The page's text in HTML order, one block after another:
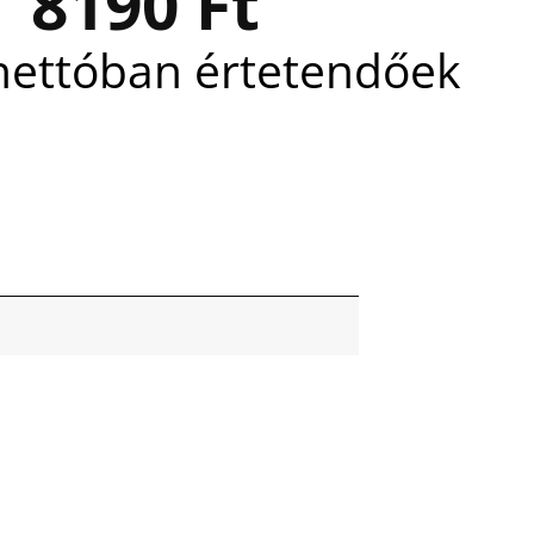
értetendőek